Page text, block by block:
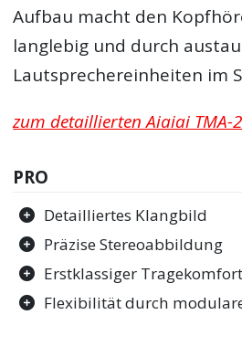
Aufbau macht den
langlebig und durch
Lautsprechereinheiten im
zum detaillierten Aiaiai TMA-
PRO
Detailliertes Klangbild
Präzise Stereoabbildung
Erstklassiger Tragekomfort
Flexibilität durch